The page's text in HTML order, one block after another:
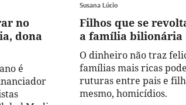
no
dona
é
Susana Lúcio
Filhos que se
a família bilionária
O dinheiro não traz
famílias mais ricas
ruturas entre pais e
mesmo, homicídios.